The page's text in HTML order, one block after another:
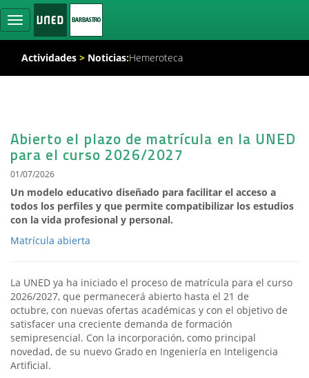
Ocultar
navegación
Actividades > Noticias:Hemeroteca
Abierto el plazo de matrícula en la UNED
para el curso 2026/2027
01/07/2026
Un modelo educativo diseñado para facilitar el acceso a
todos los perfiles y que permite compatibilizar los estudios
con la vida profesional y personal.
Matrícula abierta
La UNED ya ha iniciado el proceso de matrícula para el curso
2026/2027, que permanecerá abierto hasta el 21 de
octubre, con nuevas ofertas académicas y con el objetivo de
satisfacer una creciente demanda de formación
semipresencial. Con la incorporación, como principal
novedad, de su nuevo Grado en Ingeniería en Inteligencia
Artificial.